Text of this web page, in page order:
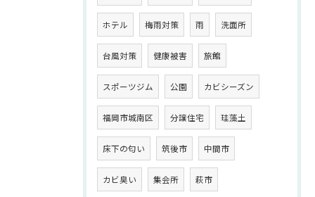
ホテル 梅雨対策 雨 洗面所
台風対策 健康被害 旅館
スポーツジム 公園 カビシーズン
福岡市城南区 分譲住宅 珪藻土
床下の匂い 筑後市 中間市
カビ臭い 集会所 萩市